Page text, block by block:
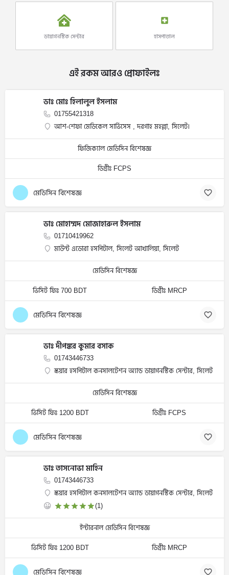
ডায়াগনস্টিক সেন্টার হাসপাতাল
এই রকম আরও প্রোফাইলঃ
ডাঃ মোঃ হিলালুল ইসলাম
01755421318
আশ-শেফা মেডিকেল সার্ভিসেস , দরগাহ মহল্লা, সিলেট।
ফিজিক্যাল মেডিসিন বিশেষজ্ঞ
ডিগ্রীঃ FCPS
মেডিসিন বিশেষজ্ঞ
ডাঃ মোহাম্মদ মোজাহারুল ইসলাম
01710419962
মাউন্ট এডোরা হসপিটাল, সিলেট আখালিয়া, সিলেট
মেডিসিন বিশেষজ্ঞ
ভিসিট ফিঃ 700 BDT ডিগ্রীঃ MRCP
মেডিসিন বিশেষজ্ঞ
ডাঃ দীপঙ্কর কুমার বসাক
01743446733
স্কয়ার হসপিটাল কনসালটেশন অ্যান্ড ডায়াগনস্টিক সেন্টার, সিলেট
মেডিসিন বিশেষজ্ঞ
ভিসিট ফিঃ 1200 BDT ডিগ্রীঃ FCPS
মেডিসিন বিশেষজ্ঞ
ডাঃ তাসনোভা মাহিন
01743446733
স্কয়ার হসপিটাল কনসালটেশন অ্যান্ড ডায়াগনস্টিক সেন্টার, সিলেট
(1)
ইন্টারনাল মেডিসিন বিশেষজ্ঞ
ভিসিট ফিঃ 1200 BDT ডিগ্রীঃ MRCP
মেডিসিন বিশেষজ্ঞ